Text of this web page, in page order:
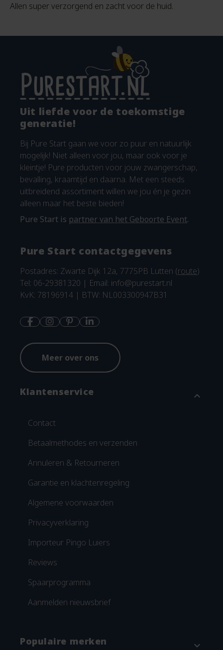
Allen super verzorgend en zacht voor de huid.
Uit liefde voor de toekomstige
generatie!
Bij Pure Start gaan we voor zo puur en natuurlijk
mogelijk! Niet alleen voor jou, maar ook voor je
kleintje! Pure producten voor jouw zwangerschap,
bevalling, kraamtijd en daarna. Met een steeds
uitbreidend assortiment willen we jou én je gezin
alleen maar het beste bieden!
Pure Start is partner van het Geboorte Event.
Pure Start contactgegevens
Postadres: Zwarte Dijk 12a, 7775PB Lutten (route)
Tel: 06-29381320 | Email: info@purestart.nl
KvK: 78196914 | BTW: NL003300947B31
Meer over ons
Klantenservice expand_more
Contact
Betaalmethodes en verzenden
Annuleren & Retourneren
Garantie en klachtenregeling
Algemene voorwaarden
Privacyverklaring
Importeur Pingo Luiers
Reviews
Spaarprogramma
Aanmelden nieuwsbrief
Populaire merken expand_more